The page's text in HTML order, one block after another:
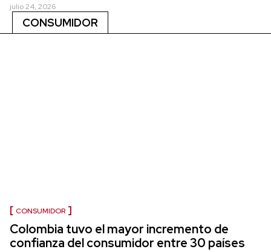
julio 24, 2026
CONSUMIDOR
CONSUMIDOR
Colombia tuvo el mayor incremento de
confianza del consumidor entre 30 países